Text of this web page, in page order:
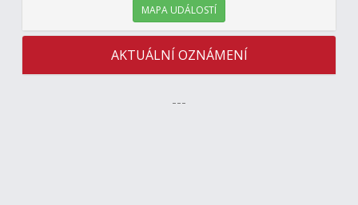
MAPA UDÁLOSTÍ
AKTUÁLNÍ OZNÁMENÍ
---